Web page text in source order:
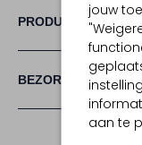
jouw
aan te
PRODUCT
BEZORGEN &